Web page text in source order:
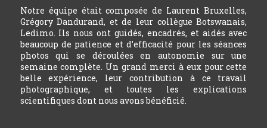
Notre équipe était composée de Laurent Bruxelles,
Grégory Dandurand, et de leur collègue Botswanais,
Ledimo. Ils nous ont guidés, encadrés, et aidés avec
beaucoup de patience et d’efficacité pour les séances
photos qui se déroulées en autonomie sur une
semaine complète. Un grand merci à eux pour cette
belle expérience, leur contribution à ce travail
photographique, et toutes les explications
scientifiques dont nous avons bénéficié.